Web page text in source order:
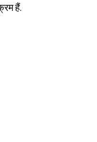
हैं.